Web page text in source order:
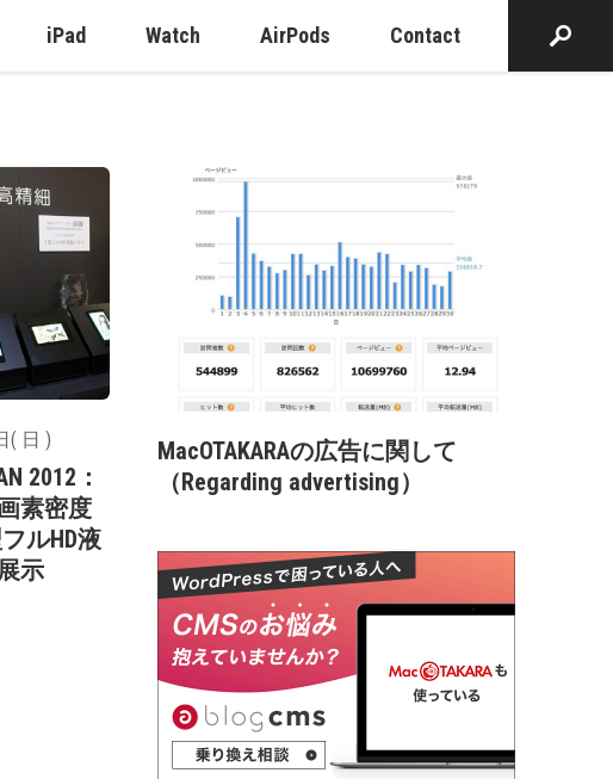
iPad Watch AirPods Contact
( 日 )
2012：
素密度
ルHD液
示
MacOTAKARAの広告に関して
（Regarding advertising）